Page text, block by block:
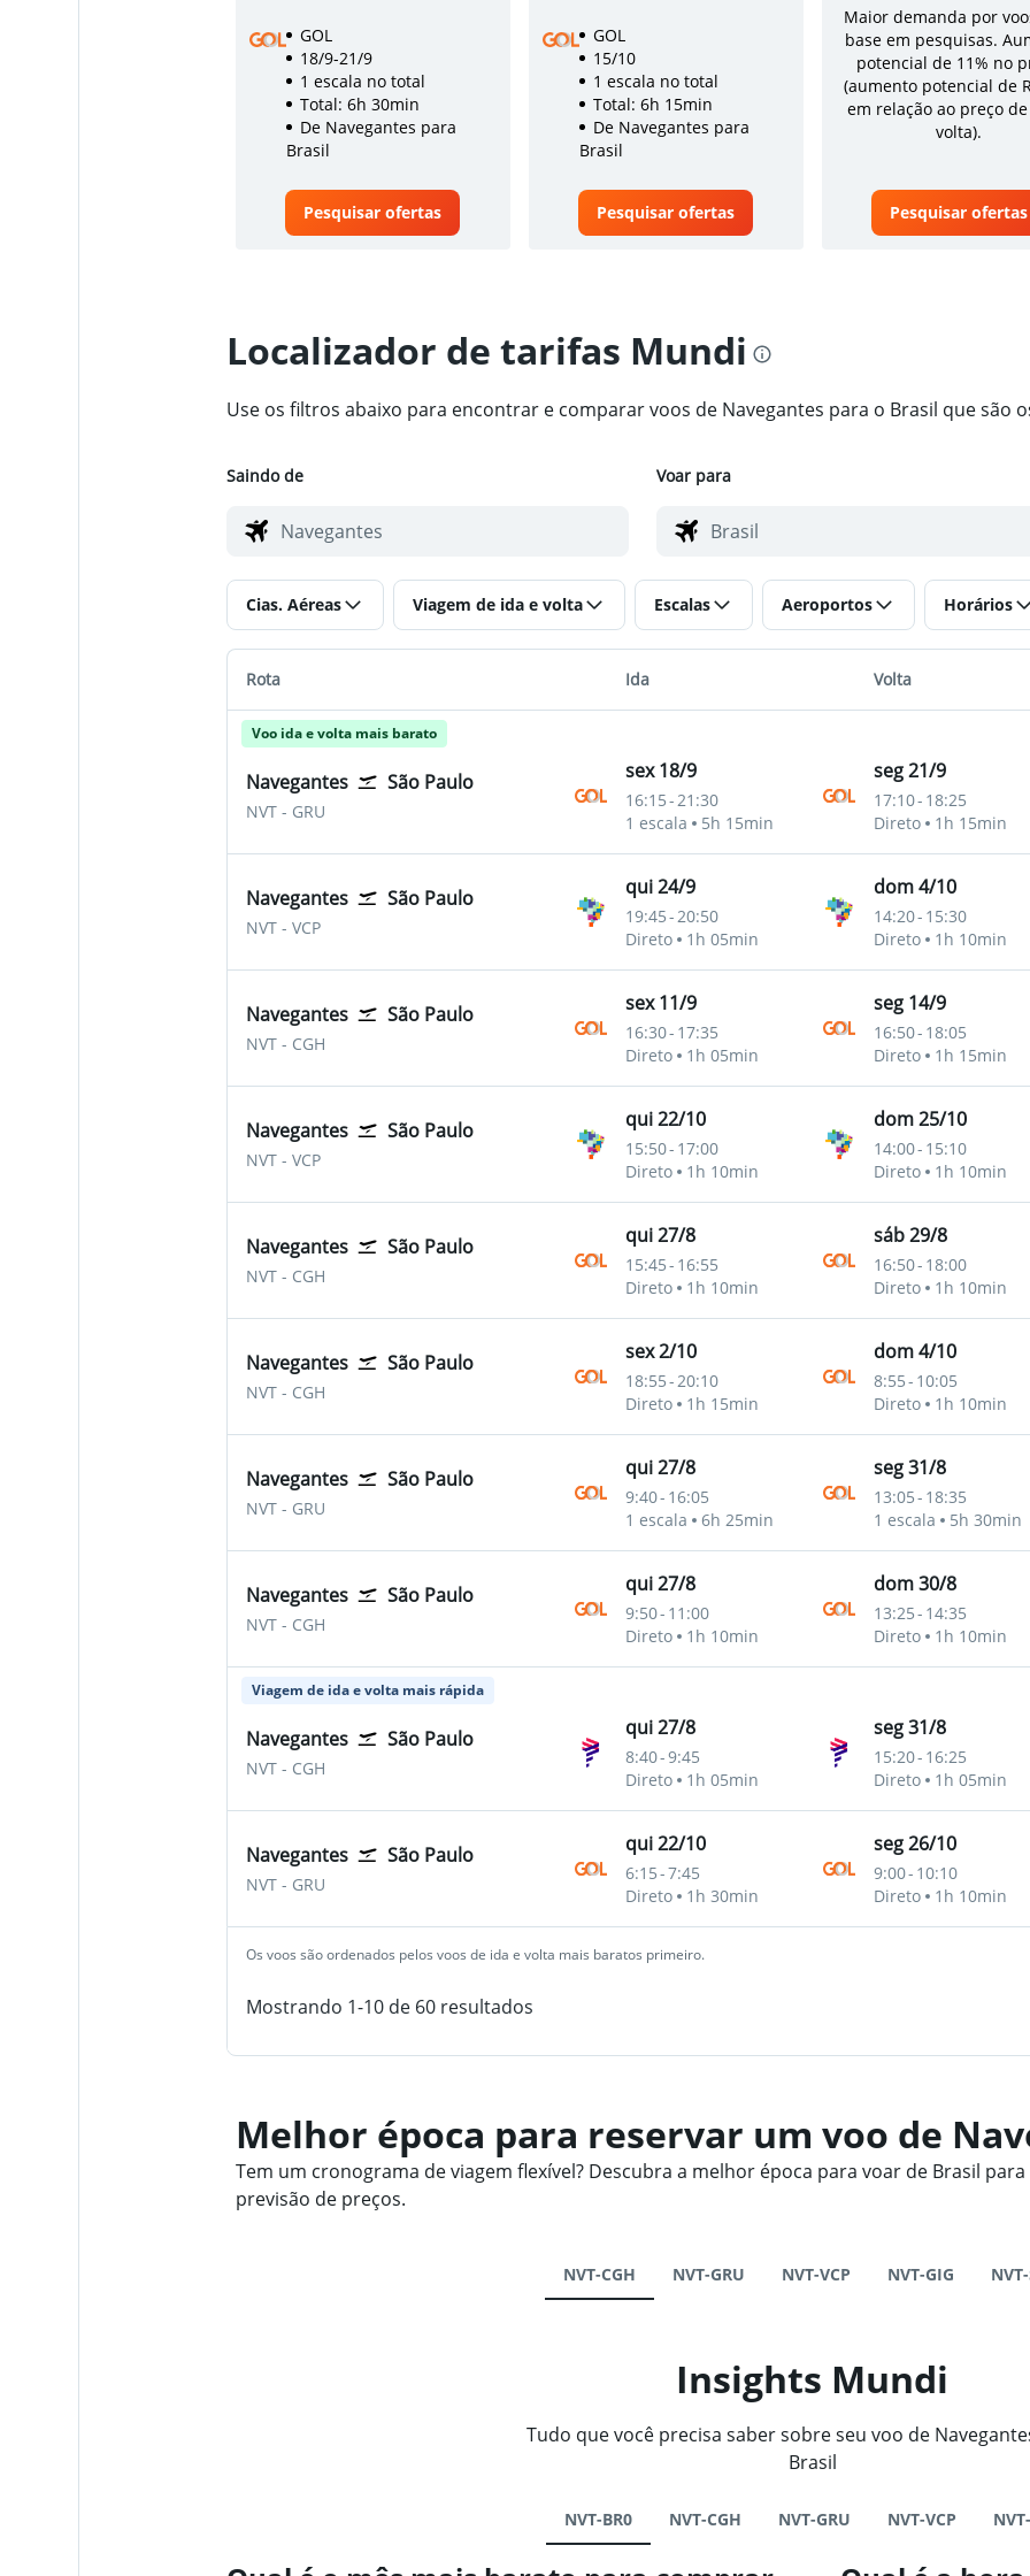
GOL
18/9-21/9
1 escala no total
Total: 6h 30min
De Navegantes para
Brasil
Pesquisar ofertas
GOL
15/10
1 escala no total
Total: 6h 15min
De Navegantes para
Brasil
Pesquisar ofertas
Maior demanda por
base em pesquisas.
potencial de 11% no
(aumento potencial de
em relação ao preço
volta).
Pesquisar ofertas
Localizador de tarifas Mundi
Use os filtros abaixo para encontrar e comparar voos de Navegantes para o Brasil que são
Saindo de Voar para
Cias. Aéreas Viagem de ida e volta Escalas Aeroportos Horários
Rota Ida Volta
Voo ida e volta mais barato
Navegantes São Paulo
NVT Navegantes
- GRU
sex 18/9
16:15-21:30
1 escala
5h 15min
seg 21/9
17:10- 18:25
Direto
1h 15min
Navegantes São Paulo
NVT Navegantes
- VCP
qui 24/9
19:45-20:50
Direto
1h 05min
dom 4/10
14:20- 15:30
Direto
1h 10min
Navegantes São Paulo
NVT Navegantes
- CGH
sex 11/9
16:30- 17:35
Direto
1h 05min
seg 14/9
16:50- 18:05
Direto
1h 15min
Navegantes São Paulo
NVT Navegantes
- VCP
qui 22/10
15:50- 17:00
Direto
1h 10min
dom 25/10
14:00- 15:10
Direto
1h 10min
Navegantes São Paulo
NVT Navegantes
- CGH
qui 27/8
15:45- 16:55
Direto
1h 10min
sáb 29/8
16:50- 18:00
Direto
1h 10min
Navegantes São Paulo
NVT Navegantes
- CGH
sex 2/10
18:55-20:10
Direto
1h 15min
dom 4/10
8:55- 10:05
Direto
1h 10min
Navegantes São Paulo
NVT Navegantes
- GRU
qui 27/8
9:40- 16:05
1 escala
6h 25min
seg 31/8
13:05- 18:35
1 escala
5h 30min
Navegantes São Paulo
NVT Navegantes
- CGH
qui 27/8
9:50- 11:00
Direto
1h 10min
dom 30/8
13:25- 14:35
Direto
1h 10min
Viagem de ida e volta mais rápida
Navegantes São Paulo
NVT Navegantes
- CGH
qui 27/8
8:40-9:45
Direto
1h 05min
seg 31/8
15:20- 16:25
Direto
1h 05min
Navegantes São Paulo
NVT Navegantes
- GRU
qui 22/10
6:15-7:45
Direto
1h 30min
seg 26/10
9:00- 10:10
Direto
1h 10min
Os voos são ordenados pelos voos de ida e volta mais baratos primeiro.
Mostrando 1-10 de 60 resultados
Melhor época para reservar um voo de
Tem um cronograma de viagem flexível? Descubra a melhor época para voar de Brasil
previsão de preços.
NVT-CGH NVT-GRU NVT-VCP NVT-GIG
Insights Mundi
Tudo que você precisa saber sobre seu voo de
Brasil
NVT-BR0 NVT-CGH NVT-GRU NVT-VCP